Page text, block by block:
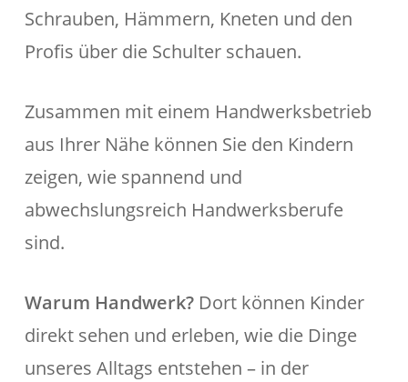
Schrauben, Hämmern, Kneten und den
Profis über die Schulter schauen.
Zusammen mit einem Handwerksbetrieb
aus Ihrer Nähe können Sie den Kindern
zeigen, wie spannend und
abwechslungsreich Handwerksberufe
sind.
Warum Handwerk?Dort können Kinder
direkt sehen und erleben, wie die Dinge
unseres Alltags entstehen – in der